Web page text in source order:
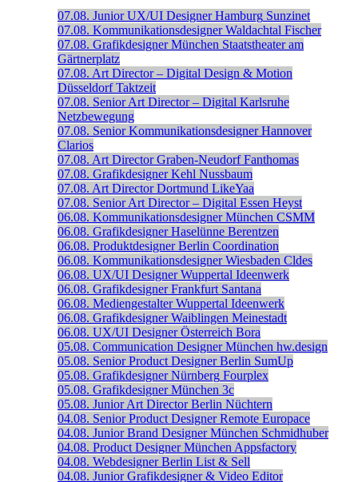
07.08. Junior UX/UI Designer Hamburg Sunzinet
07.08. Kommunikationsdesigner Waldachtal Fischer
07.08. Grafikdesigner München Staatstheater am
Gärtnerplatz
07.08. Art Director – Digital Design & Motion
Düsseldorf Taktzeit
07.08. Senior Art Director – Digital Karlsruhe
Netzbewegung
07.08. Senior Kommunikationsdesigner Hannover
Clarios
07.08. Art Director Graben-Neudorf Fanthomas
07.08. Grafikdesigner Kehl Nussbaum
07.08. Art Director Dortmund LikeYaa
07.08. Senior Art Director – Digital Essen Heyst
06.08. Kommunikationsdesigner München CSMM
06.08. Grafikdesigner Haselünne Berentzen
06.08. Produktdesigner Berlin Coordination
06.08. Kommunikationsdesigner Wiesbaden Cldes
06.08. UX/UI Designer Wuppertal Ideenwerk
06.08. Grafikdesigner Frankfurt Santana
06.08. Mediengestalter Wuppertal Ideenwerk
06.08. Grafikdesigner Waiblingen Meinestadt
06.08. UX/UI Designer Österreich Bora
05.08. Communication Designer München hw.design
05.08. Senior Product Designer Berlin SumUp
05.08. Grafikdesigner Nürnberg Fourplex
05.08. Grafikdesigner München 3c
05.08. Junior Art Director Berlin Nüchtern
04.08. Senior Product Designer Remote Europace
04.08. Junior Brand Designer München Schmidhuber
04.08. Product Designer München Appsfactory
04.08. Webdesigner Berlin List & Sell
04.08. Junior Grafikdesigner & Video Editor